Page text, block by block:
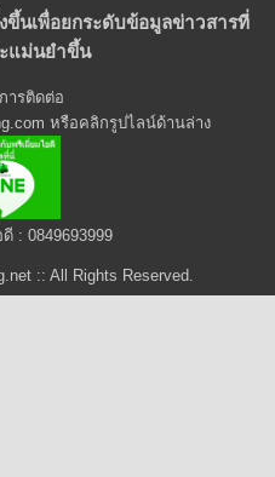
ขึ้นเพื่อยกระดับข้อมูลข่าวสารที่
แม่นยำขึ้น
ารติดต่อ
หรือคลิกรูปไลน์ด้านล่าง
: 0849693999
:: All Rights Reserved.